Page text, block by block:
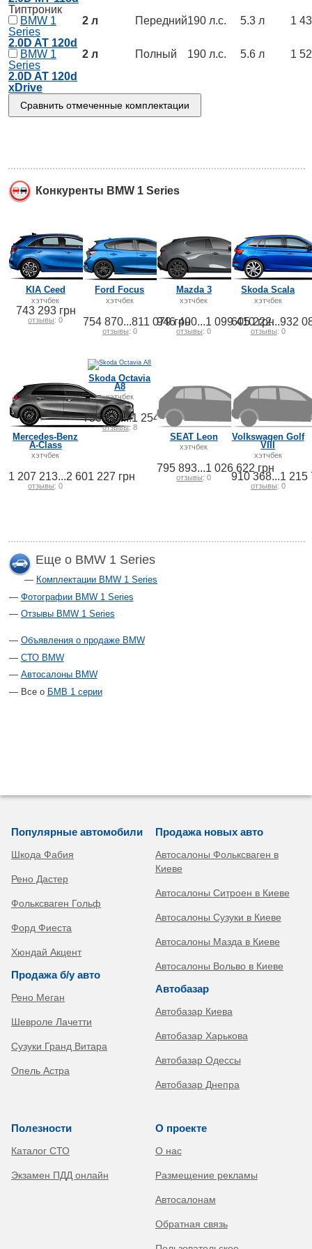
Типтроник
BMW 1
Series
2.0D AT 120d
2 л Передний190 л.с. 5.3 л 1
BMW 1
Series
2.0D AT 120d
xDrive
2 л Полный 190 л.с. 5.6 л 1
Конкуренты BMW 1 Series
KIA Ceed
хэтчбек
743 293 грн
отзывы: 0
Ford Focus
хэтчбек
754 870...811 079 грн
отзывы: 0
Mazda 3
хэтчбек
946 400...1 099 410 грн
отзывы: 0
Skoda Scala
хэтчбек
605 222...932
отзывы: 0
Mercedes-Benz
A-Class
хэтчбек
1 207 213...2 601 227 грн
отзывы: 0
Skoda Octavia
A8
хэтчбек
758 414...1 254 734 грн
отзывы: 8
SEAT Leon
хэтчбек
795 893...1 026 622 грн
отзывы: 0
Volkswagen Golf
VIII
хэтчбек
910 368...1 215
отзывы: 0
Еще о BMW 1 Series
Комплектации BMW 1 Series
Фотографии BMW 1 Series
Отзывы BMW 1 Series
Объявления о продаже BMW
СТО BMW
Автосалоны BMW
Все о БМВ 1 серии
Популярные автомобили
Шкода Фабия
Рено Дастер
Фольксваген Гольф
Форд Фиеста
Хюндай Акцент
Продажа б/у авто
Рено Меган
Шевроле Лачетти
Сузуки Гранд Витара
Опель Астра
Продажа новых авто
Автосалоны Фольксваген в
Киеве
Автосалоны Ситроен в Киеве
Автосалоны Сузуки в Киеве
Автосалоны Мазда в Киеве
Автосалоны Вольво в Киеве
Автобазар
Автобазар Киева
Автобазар Харькова
Автобазар Одессы
Автобазар Днепра
Полезности
Каталог СТО
Экзамен ПДД онлайн
О проекте
О нас
Размещение рекламы
Автосалонам
Обратная связь